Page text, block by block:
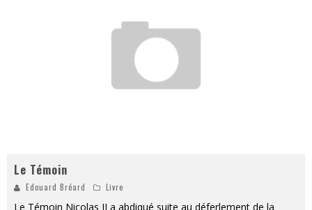
Le Témoin
Edouard Bréard Livre
Le Témoin Nicolas II a abdiqué suite au déferlement de la